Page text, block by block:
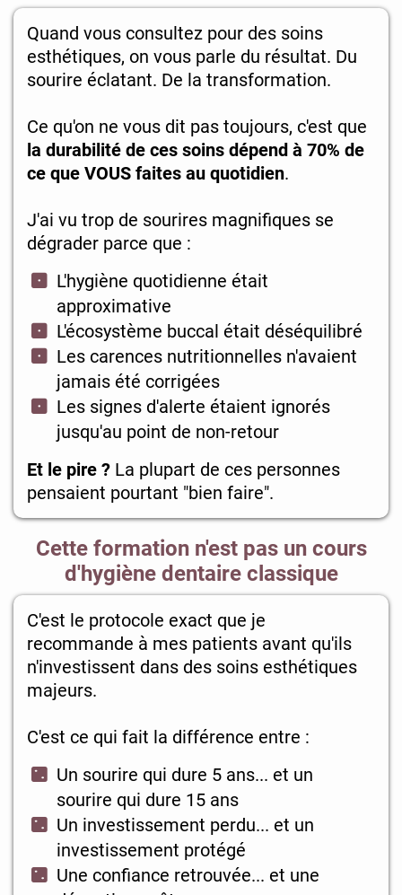
Quand vous consultez pour des soins
esthétiques, on vous parle du résultat. Du
sourire éclatant. De la transformation.
Ce qu'on ne vous dit pas toujours, c'est que
la durabilité de ces soins dépend à 70% de
ce que VOUS faites au quotidien.
J'ai vu trop de sourires magnifiques se
dégrader parce que :
L'hygiène quotidienne était
approximative
L'écosystème buccal était déséquilibré
Les carences nutritionnelles n'avaient
jamais été corrigées
Les signes d'alerte étaient ignorés
jusqu'au point de non-retour
Et le pire ? La plupart de ces personnes
pensaient pourtant "bien faire".
Cette formation n'est pas un cours
d'hygiène dentaire classique
C'est le protocole exact que je
recommande à mes patients avant qu'ils
n'investissent dans des soins esthétiques
majeurs.
C'est ce qui fait la différence entre :
Un sourire qui dure 5 ans... et un
sourire qui dure 15 ans
Un investissement perdu... et un
investissement protégé
Une confiance retrouvée... et une